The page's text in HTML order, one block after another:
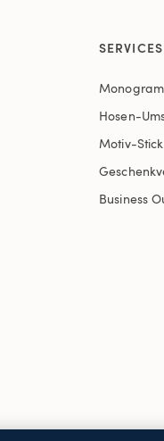
SERVICES
Hosen-
Motiv-
Business